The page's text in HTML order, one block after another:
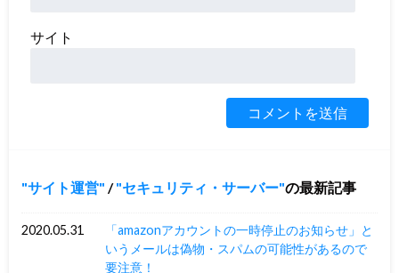
サイト
サイト運営 / セキュリティ・サーバー の最新記事
2020.05.31
「amazonアカウントの一時停止のお知らせ」と
いうメールは偽物・スパムの可能性があるので
要注意！